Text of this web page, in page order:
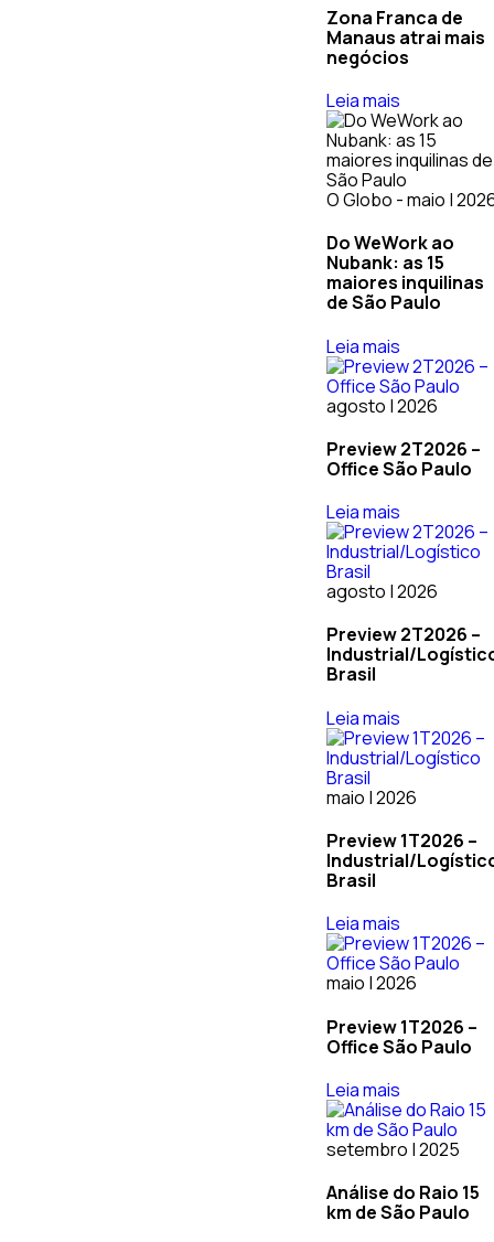
Zona Franca de
Manaus atrai mais
negócios
Leia mais
O Globo - maio |
Do WeWork ao
Nubank: as 15
maiores inquilinas
de São Paulo
Leia mais
agosto | 2026
Preview 2T2026 –
Office São Paulo
Leia mais
agosto | 2026
Preview 2T2026 –
Industrial/
Brasil
Leia mais
maio | 2026
Preview 1T2026 –
Industrial/
Brasil
Leia mais
maio | 2026
Preview 1T2026 –
Office São Paulo
Leia mais
setembro | 2025
Análise do Raio 15
km de São Paulo